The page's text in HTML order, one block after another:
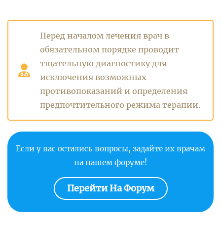
Перед началом лечения врач в
обязательном порядке проводит
тщательную диагностику для
исключения возможных
противопоказаний и определения
предпочтительного режима терапии.
Если у вас остались вопросы, задайте их врачам
на нашем форуме!
Перейти На Форум